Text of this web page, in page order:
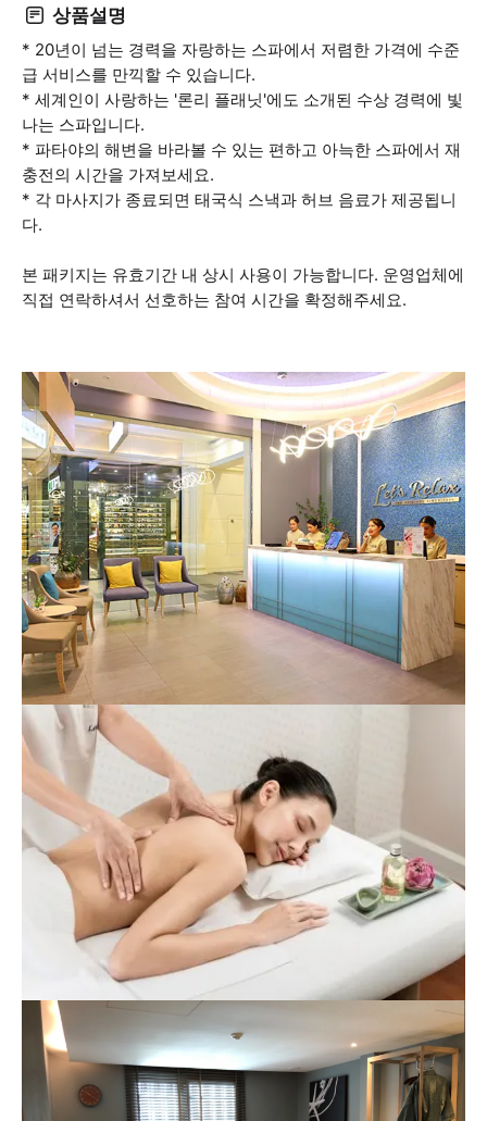
상품설명
* 20년이 넘는 경력을 자랑하는 스파에서 저렴한 가격에 수준
급 서비스를 만끽할 수 있습니다.
* 세계인이 사랑하는 '론리 플래닛'에도 소개된 수상 경력에 빛
나는 스파입니다.
* 파타야의 해변을 바라볼 수 있는 편하고 아늑한 스파에서 재
충전의 시간을 가져보세요.
* 각 마사지가 종료되면 태국식 스낵과 허브 음료가 제공됩니
다.
본 패키지는 유효기간 내 상시 사용이 가능합니다. 운영업체에
직접 연락하셔서 선호하는 참여 시간을 확정해주세요.